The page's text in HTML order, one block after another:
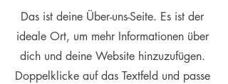
Das ist deine Über-uns-Seite. Es ist der
ideale Ort, um mehr Informationen über
dich und deine Website hinzuzufügen.
Doppelklicke auf das Textfeld und passe